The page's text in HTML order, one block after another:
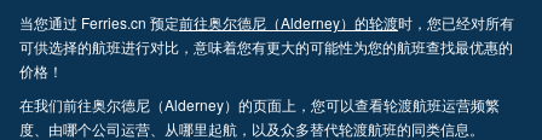
当您通过 Ferries.cn 预定前往奥尔德尼（Alderney）的轮渡时，您已经对所有
可供选择的航班进行对比，意味着您有更大的可能性为您的航班查找最优惠的
价格！
在我们前往奥尔德尼（Alderney）的页面上，您可以查看轮渡航班运营频繁
度、由哪个公司运营、从哪里起航，以及众多替代轮渡航班的同类信息。